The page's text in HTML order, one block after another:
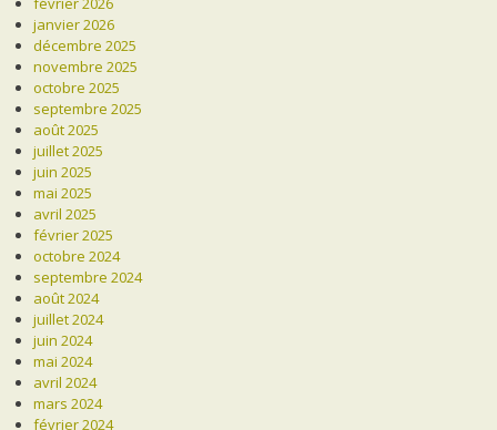
janvier 2026
décembre 2025
novembre 2025
octobre 2025
septembre 2025
août 2025
juillet 2025
juin 2025
mai 2025
avril 2025
février 2025
octobre 2024
septembre 2024
août 2024
juillet 2024
juin 2024
mai 2024
avril 2024
mars 2024
février 2024